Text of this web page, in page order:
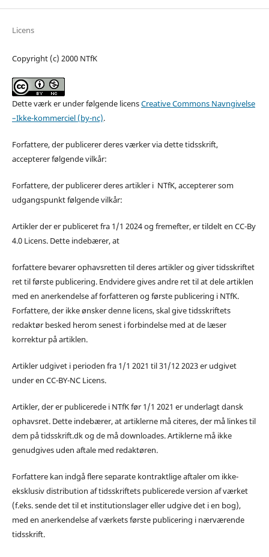
Licens
Copyright (c) 2000 NTfK
Dette værk er under følgende licensCreative Commons Navngivelse
–Ikke-kommerciel (by-nc).
Forfattere, der publicerer deres værker via dette tidsskrift,
accepterer følgende vilkår:
Forfattere, der publicerer deres artikler i NTfK, accepterer som
udgangspunkt følgende vilkår:
Artikler der er publiceret fra 1/1 2024 og fremefter, er tildelt en CC-By
4.0 Licens. Dette indebærer, at
forfattere bevarer ophavsretten til deres artikler og giver tidsskriftet
ret til første publicering. Endvidere gives andre ret til at dele artiklen
med en anerkendelse af forfatteren og første publicering i NTfK.
Forfattere, der ikke ønsker denne licens, skal give tidsskriftets
redaktør besked herom senest i forbindelse med at de læser
korrektur på artiklen.
Artikler udgivet i perioden fra 1/1 2021 til 31/12 2023 er udgivet
under en CC-BY-NC Licens.
Artikler, der er publicerede i NTfK før 1/1 2021 er underlagt dansk
ophavsret. Dette indebærer, at artiklerne må citeres, der må linkes til
dem på tidsskrift.dk og de må downloades. Artiklerne må ikke
genudgives uden aftale med redaktøren.
Forfattere kan indgå flere separate kontraktlige aftaler om ikke-
eksklusiv distribution af tidsskriftets publicerede version af værket
(f.eks. sende det til et institutionslager eller udgive det i en bog),
med en anerkendelse af værkets første publicering i nærværende
tidsskrift.